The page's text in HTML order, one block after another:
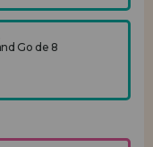
Go de 8